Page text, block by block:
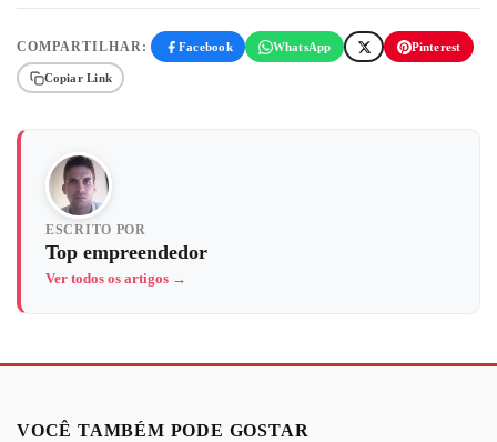
COMPARTILHAR: Facebook WhatsApp Pinterest
Copiar Link
ESCRITO POR
Top empreendedor
Ver todos os artigos →
VOCÊ TAMBÉM PODE GOSTAR